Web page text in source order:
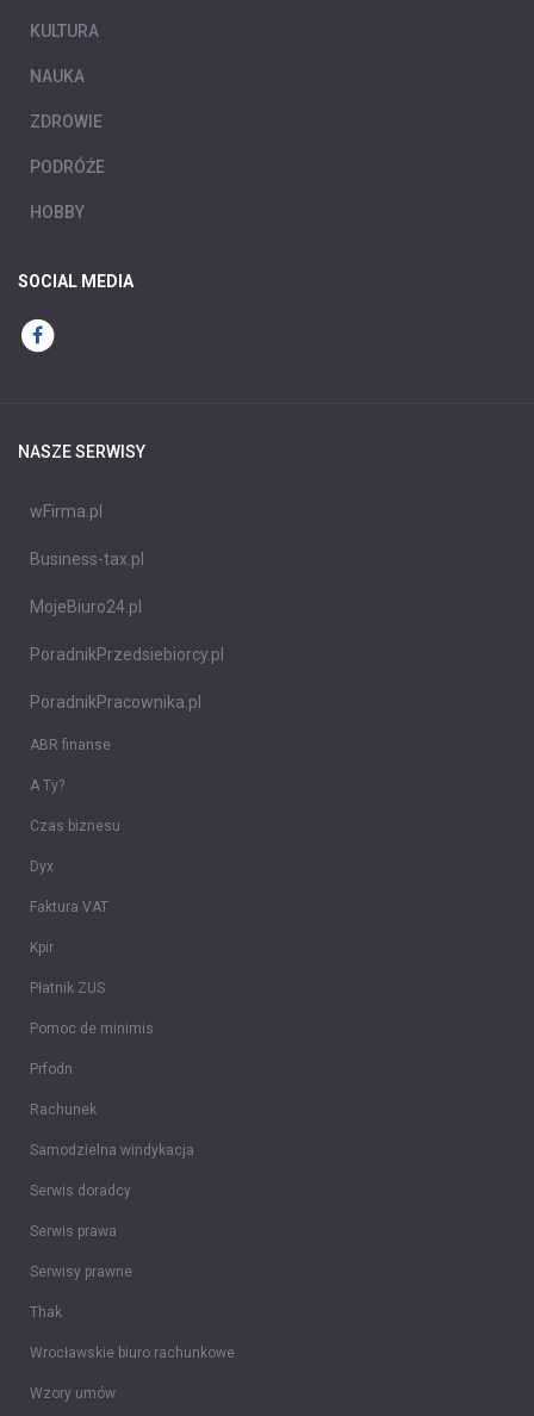
KULTURA
NAUKA
ZDROWIE
PODRÓŻE
HOBBY
SOCIAL MEDIA
NASZE SERWISY
wFirma.pl
Business-tax.pl
MojeBiuro24.pl
PoradnikPrzedsiebiorcy.pl
PoradnikPracownika.pl
ABR finanse
A Ty?
Czas biznesu
Dyx
Faktura VAT
Kpir
Płatnik ZUS
Pomoc de minimis
Prfodn
Rachunek
Samodzielna windykacja
Serwis doradcy
Serwis prawa
Serwisy prawne
Thak
Wrocławskie biuro rachunkowe
Wzory umów